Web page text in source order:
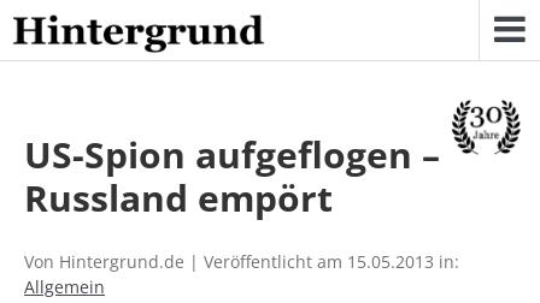
Skip
to
content
US-Spion aufgeflogen –
Russland empört
Von Hintergrund.de | Veröffentlicht am 15.05.2013 in:
Allgemein